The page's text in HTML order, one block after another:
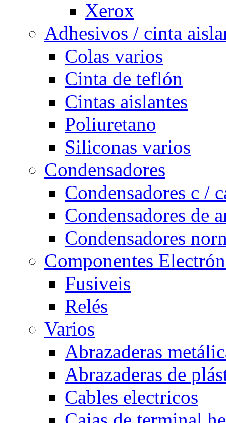
Xerox
Adhesivos / cinta
Colas varios
Cinta de teflón
Cintas aislantes
Poliuretano
Siliconas varios
Condensadores
Condensadores c /
Condensadores de
Condensadores
Componentes
Fusiveis
Relés
Varios
Abrazaderas
Abrazaderas de
Cables electricos